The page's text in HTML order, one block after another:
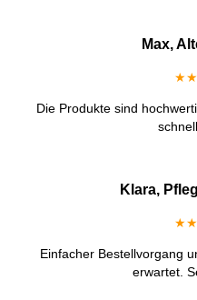
Max,
Die Produkte sind
Klara,
Einfacher Bestellvorgang
erwartet.